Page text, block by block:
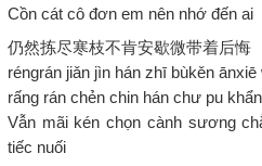
Cồn cát cô đơn em nên nhớ đến ai
仍然拣尽寒枝不肯安歇微带着后悔
réngrán jiǎn jìn hán zhī bùkěn
rấng rán chẻn chin hán chư pu
Vẫn mãi kén chọn cành sương
tiếc nuối